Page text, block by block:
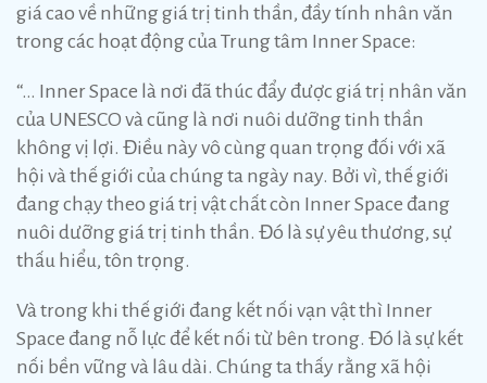
giá cao về những giá trị tinh thần, đầy tính nhân văn
trong các hoạt động của Trung tâm Inner Space:
“… Inner Space là nơi đã thúc đẩy được giá trị nhân văn
của UNESCO và cũng là nơi nuôi dưỡng tinh thần
không vị lợi. Điều này vô cùng quan trọng đối với xã
hội và thế giới của chúng ta ngày nay. Bởi vì, thế giới
đang chạy theo giá trị vật chất còn Inner Space đang
nuôi dưỡng giá trị tinh thần. Đó là sự yêu thương, sự
thấu hiểu, tôn trọng.
Và trong khi thế giới đang kết nối vạn vật thì Inner
Space đang nỗ lực để kết nối từ bên trong. Đó là sự kết
nối bền vững và lâu dài. Chúng ta thấy rằng xã hội